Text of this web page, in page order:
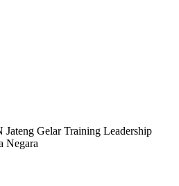
Gelar Training Leadership
Negara